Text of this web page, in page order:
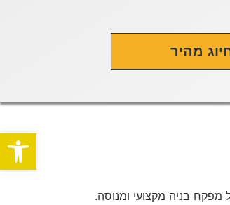
פתח
מהיר
בניה מקצועי ומנוסה.